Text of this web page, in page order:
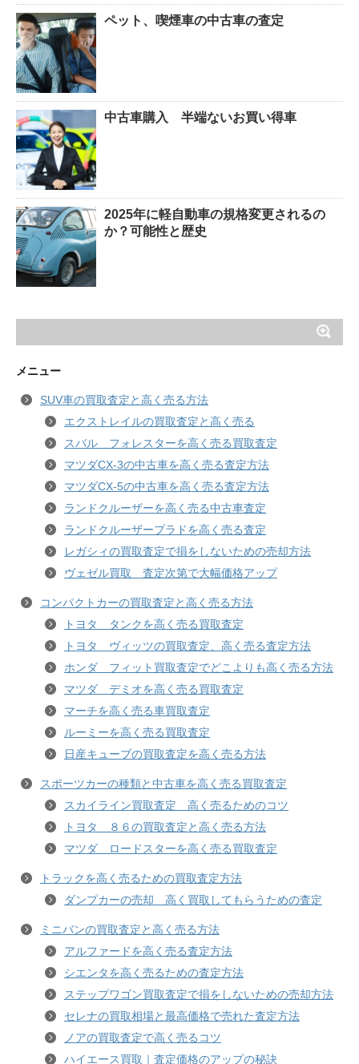
ペット、喫煙車の中古車の査定
中古車購入 半端ないお買い得車
2025年に軽自動車の規格変更されるの
か？可能性と歴史
メニュー
SUV車の買取査定と高く売る方法
エクストレイルの買取査定と高く売る
スバル フォレスターを高く売る買取査定
マツダCX-3の中古車を高く売る査定方法
マツダCX-5の中古車を高く売る査定方法
ランドクルーザーを高く売る中古車査定
ランドクルーザープラドを高く売る査定
レガシィの買取査定で損をしないための売却方法
ヴェゼル買取 査定次第で大幅価格アップ
コンパクトカーの買取査定と高く売る方法
トヨタ タンクを高く売る買取査定
トヨタ ヴィッツの買取査定、高く売る査定方法
ホンダ フィット買取査定でどこよりも高く売る方法
マツダ デミオを高く売る買取査定
マーチを高く売る車買取査定
ルーミーを高く売る買取査定
日産キューブの買取査定を高く売る方法
スポーツカーの種類と中古車を高く売る買取査定
スカイライン買取査定 高く売るためのコツ
トヨタ ８６の買取査定と高く売る方法
マツダ ロードスターを高く売る買取査定
トラックを高く売るための買取査定方法
ダンプカーの売却 高く買取してもらうための査定
ミニバンの買取査定と高く売る方法
アルファードを高く売る査定方法
シエンタを高く売るための査定方法
ステップワゴン買取査定で損をしないための売却方法
セレナの買取相場と最高価格で売れた査定方法
ノアの買取査定で高く売るコツ
ハイエース買取｜査定価格のアップの秘訣